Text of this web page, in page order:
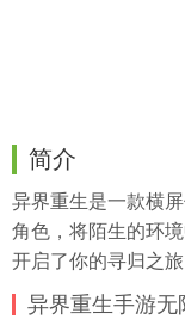
简介
异界重生是一款横
角色，将陌生的环
开启了你的寻归之
异界重生手游无